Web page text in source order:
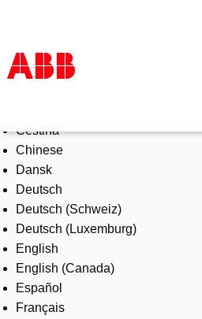
Products & Solutions
Industries
Services
About us
Where to buy
Contact us
Careers
Čeština
Chinese
Dansk
Deutsch
Deutsch (Schweiz)
Deutsch (Luxemburg)
English
English (Canada)
Español
Français